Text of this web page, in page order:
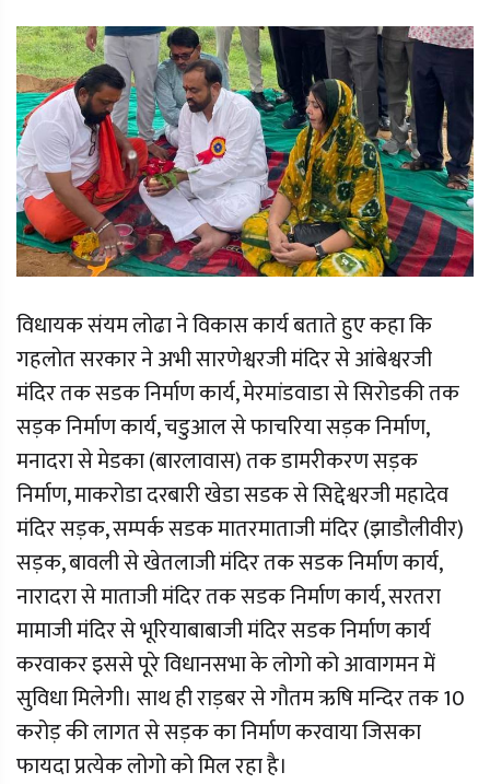
विधायक संयम लोढा ने विकास कार्य बताते हुए कहा कि
गहलोत सरकार ने अभी सारणेश्वरजी मंदिर से आंबेश्वरजी
मंदिर तक सडक निर्माण कार्य, मेरमांडवाडा से सिरोडकी तक
सड़क निर्माण कार्य, चडुआल से फाचरिया सड़क निर्माण,
मनादरा से मेडका (बारलावास) तक डामरीकरण सड़क
निर्माण, माकरोडा दरबारी खेडा सडक से सिद्देश्वरजी महादेव
मंदिर सड़क, सम्पर्क सडक मातरमाताजी मंदिर (झाडौलीवीर)
सड़क, बावली से खेतलाजी मंदिर तक सडक निर्माण कार्य,
नारादरा से माताजी मंदिर तक सडक निर्माण कार्य, सरतरा
मामाजी मंदिर से भूरियाबाबाजी मंदिर सडक निर्माण कार्य
करवाकर इससे पूरे विधानसभा के लोगो को आवागमन में
सुविधा मिलेगी। साथ ही राड़बर से गौतम ऋषि मन्दिर तक 10
करोड़ की लागत से सड़क का निर्माण करवाया जिसका
फायदा प्रत्येक लोगो को मिल रहा है।